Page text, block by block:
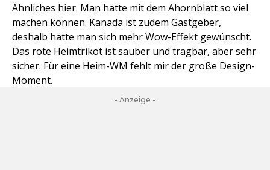
Ähnliches hier. Man hätte mit dem Ahornblatt so viel
machen können. Kanada ist zudem Gastgeber,
deshalb hätte man sich mehr Wow-Effekt gewünscht.
Das rote Heimtrikot ist sauber und tragbar, aber sehr
sicher. Für eine Heim-WM fehlt mir der große Design-
Moment.
- Anzeige -